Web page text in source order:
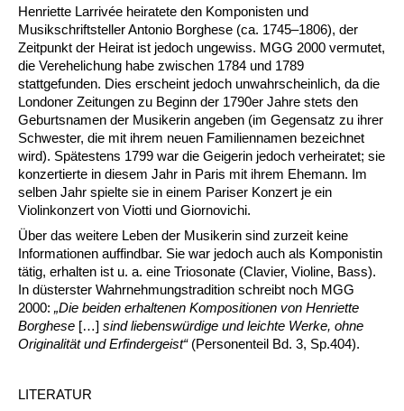
Henriette Larrivée heiratete den Komponisten und
Musikschriftsteller Antonio Borghese (ca. 1745–1806), der
Zeitpunkt der Heirat ist jedoch ungewiss. MGG 2000 vermutet,
die Verehelichung habe zwischen 1784 und 1789
stattgefunden. Dies erscheint jedoch unwahrscheinlich, da die
Londoner Zeitungen zu Beginn der 1790er Jahre stets den
Geburtsnamen der Musikerin angeben (im Gegensatz zu ihrer
Schwester, die mit ihrem neuen Familiennamen bezeichnet
wird). Spätestens 1799 war die Geigerin jedoch verheiratet; sie
konzertierte in diesem Jahr in Paris mit ihrem Ehemann. Im
selben Jahr spielte sie in einem Pariser Konzert je ein
Violinkonzert von Viotti und Giornovichi.
Über das weitere Leben der Musikerin sind zurzeit keine
Informationen auffindbar. Sie war jedoch auch als Komponistin
tätig, erhalten ist u. a. eine Triosonate (Clavier, Violine, Bass).
In düsterster Wahrnehmungstradition schreibt noch MGG
2000: „Die beiden erhaltenen Kompositionen von Henriette
Borghese […] sind liebenswürdige und leichte Werke, ohne
Originalität und Erfindergeist“(Personenteil Bd. 3, Sp.404).
LITERATUR